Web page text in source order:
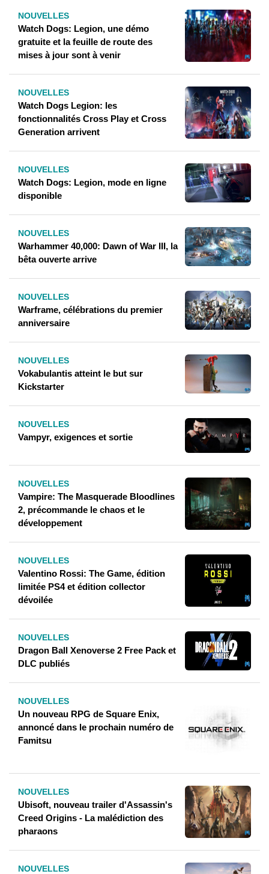
NOUVELLES
Watch Dogs: Legion, une démo
gratuite et la feuille de route des
mises à jour sont à venir
NOUVELLES
Watch Dogs Legion: les
fonctionnalités Cross Play et Cross
Generation arrivent
NOUVELLES
Watch Dogs: Legion, mode en ligne
disponible
NOUVELLES
Warhammer 40,000: Dawn of War III, la
bêta ouverte arrive
NOUVELLES
Warframe, célébrations du premier
anniversaire
NOUVELLES
Vokabulantis atteint le but sur
Kickstarter
NOUVELLES
Vampyr, exigences et sortie
NOUVELLES
Vampire: The Masquerade Bloodlines
2, précommande le chaos et le
développement
NOUVELLES
Valentino Rossi: The Game, édition
limitée PS4 et édition collector
dévoilée
NOUVELLES
Dragon Ball Xenoverse 2 Free Pack et
DLC publiés
NOUVELLES
Un nouveau RPG de Square Enix,
annoncé dans le prochain numéro de
Famitsu
NOUVELLES
Ubisoft, nouveau trailer d'Assassin's
Creed Origins - La malédiction des
pharaons
NOUVELLES